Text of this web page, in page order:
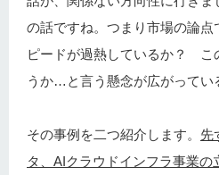
の話ですね。つまり市場の論点
ピードが過熱しているか？ こ
うか…と言う懸念が広がってい
その事例を二つ紹介します。 先
タ、AIクラウドインフラ事業の